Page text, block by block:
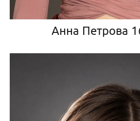
Анна Петрова